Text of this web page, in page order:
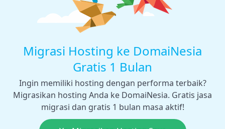
Migrasi Hosting ke DomaiNesia
Gratis 1 Bulan
Ingin memiliki hosting dengan performa terbaik?
Migrasikan hosting Anda ke DomaiNesia. Gratis jasa
migrasi dan gratis 1 bulan masa aktif!